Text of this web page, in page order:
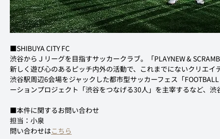
■SHIBUYA CITY FC
渋谷からＪリーグを目指すサッカークラブ。「PLAYNEW &
新しく遊び心のあるピッチ内外の活動で、これまでにないクリエ
渋谷駅周辺6会場をジャックした都市型サッカーフェス「
ーションプロジェクト「渋谷をつなげる30人」を主宰するなど、
■本件に関するお問い合わせ
担当：小泉
問い合わせはこちら